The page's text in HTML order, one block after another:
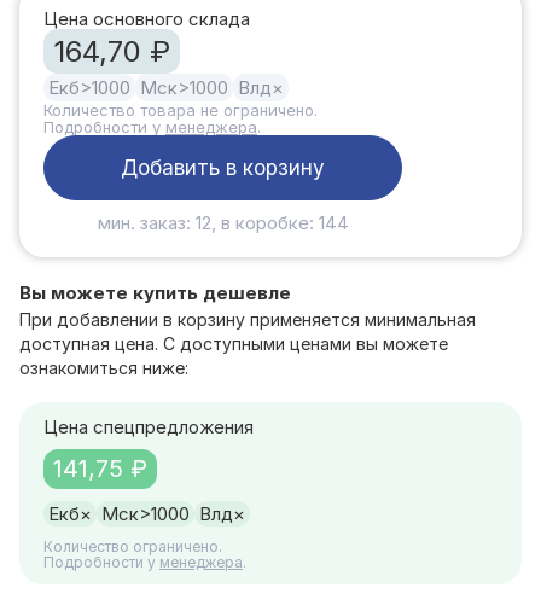
Цена основного склада
164,70 ₽
Екб>1000 Мск>1000 Влд ×
Количество товара не ограничено.
Подробности у менеджера.
Добавить в корзину
мин. заказ: 12, в коробке: 144
Вы можете купить дешевле
При добавлении в корзину применяется минимальная
доступная цена. С доступными ценами вы можете
ознакомиться ниже:
Цена спецпредложения
Количество ограничено.
Подробности у менеджера.
Екб× Мск>1000 Влд×
141,75 ₽